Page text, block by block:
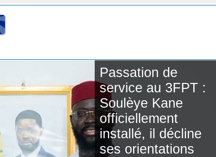
Passation de
service au 3FPT :
Soulèye Kane
officiellement
installé, il décline
ses orientations